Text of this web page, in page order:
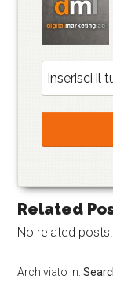
Related
No related posts.
Archiviato in: